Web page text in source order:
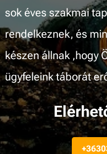
sok éves szakmai
rendelkeznek, és
készen állnak ,hogy
ügyfeleink táborát